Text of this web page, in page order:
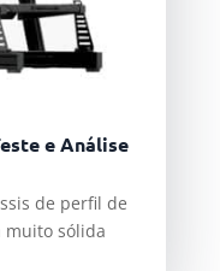
e Análise
de perfil de
sólida